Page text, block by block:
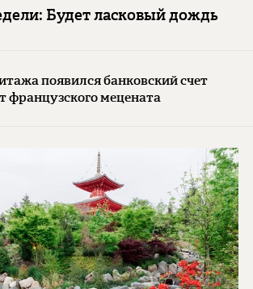
Будет ласковый дождь
появился банковский счет
французского мецената